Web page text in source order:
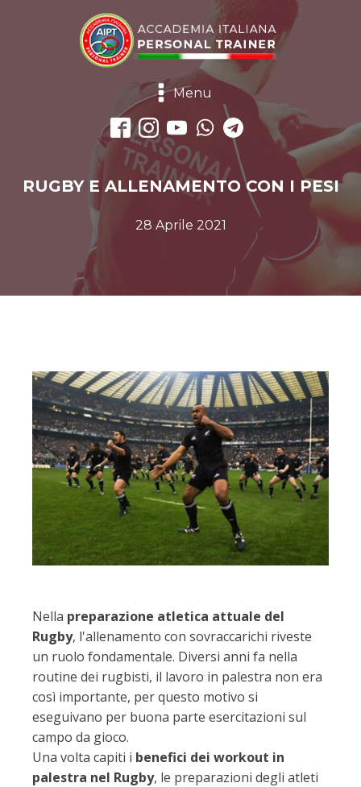
Menu
RUGBY E ALLENAMENTO CON I PESI
28 Aprile 2021
Nella preparazione atletica attuale del
Rugby, l'allenamento con sovraccarichi riveste
un ruolo fondamentale. Diversi anni fa nella
routine dei rugbisti, il lavoro in palestra non era
così importante, per questo motivo si
eseguivano per buona parte esercitazioni sul
campo da gioco.
Una volta capiti i benefici dei workout in
palestra nel Rugby, le preparazioni degli atleti